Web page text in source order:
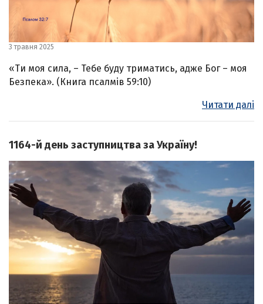
3 травня 2025
«Ти моя сила, – Тебе буду триматись, адже Бог – моя
Безпека». (Книга псалмів 59:10)
Читати далі
1164-й день заступництва за Україну!